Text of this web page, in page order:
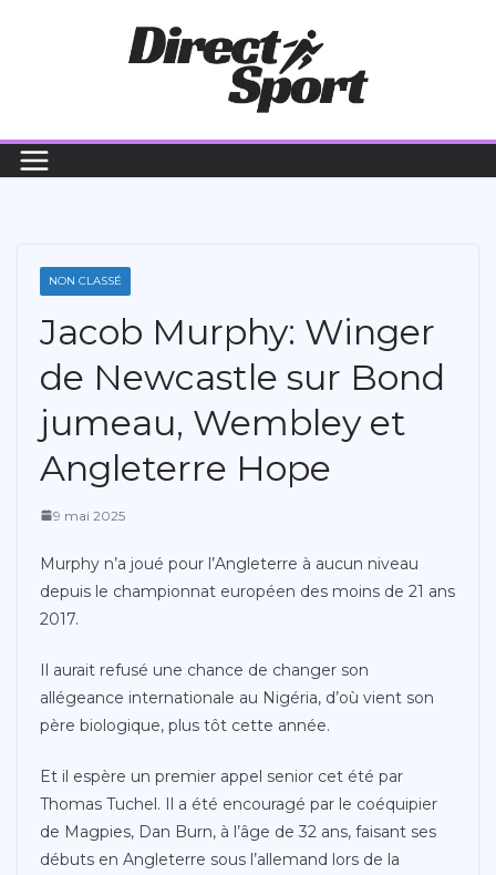
NON CLASSÉ
Jacob Murphy: Winger
de Newcastle sur Bond
jumeau, Wembley et
Angleterre Hope
9 mai 2025
Murphy n’a joué pour l’Angleterre à aucun niveau
depuis le championnat européen des moins de 21 ans
2017.
Il aurait refusé une chance de changer son
allégeance internationale au Nigéria, d’où vient son
père biologique, plus tôt cette année.
Et il espère un premier appel senior cet été par
Thomas Tuchel. Il a été encouragé par le coéquipier
de Magpies, Dan Burn, à l’âge de 32 ans, faisant ses
débuts en Angleterre sous l’allemand lors de la